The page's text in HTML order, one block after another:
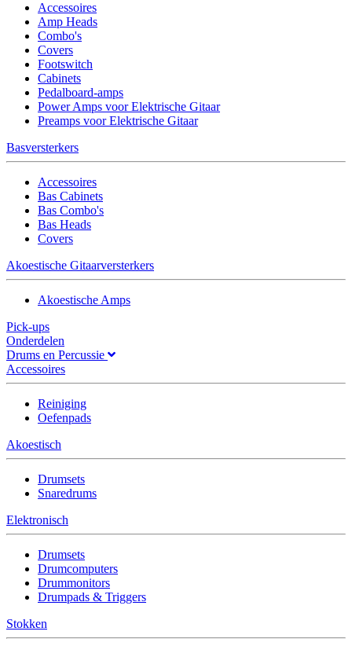
Accessoires
Amp Heads
Combo's
Covers
Footswitch
Cabinets
Pedalboard-amps
Power Amps voor Elektrische Gitaar
Preamps voor Elektrische Gitaar
Basversterkers
Accessoires
Bas Cabinets
Bas Combo's
Bas Heads
Covers
Akoestische Gitaarversterkers
Akoestische Amps
Pick-ups
Onderdelen
Drums en Percussie
Accessoires
Reiniging
Oefenpads
Akoestisch
Drumsets
Snaredrums
Elektronisch
Drumsets
Drumcomputers
Drummonitors
Drumpads & Triggers
Stokken